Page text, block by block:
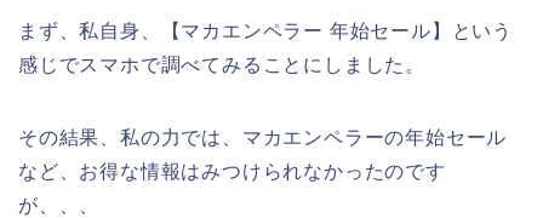
まず、私自身、【マカエンペラー 年始セール】という
感じでスマホで調べてみることにしました。
その結果、私の力では、マカエンペラーの年始セール
など、お得な情報はみつけられなかったのです
が、、、